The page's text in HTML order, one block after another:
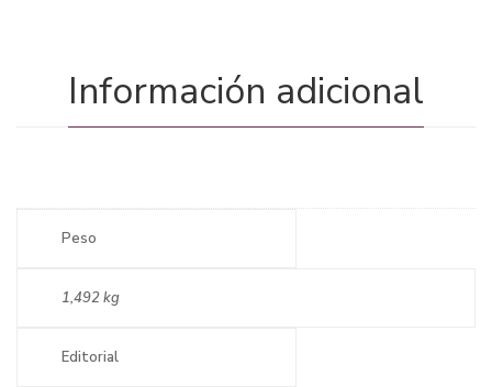
Información adicional
Peso
1,492 kg
Editorial